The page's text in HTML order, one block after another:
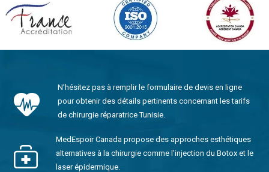
N’hésitez pas à remplir le formulaire de devis en ligne
pour obtenir des détails pertinents concernant les tarifs
de chirurgie réparatrice Tunisie.
MedEspoir Canada propose des approches esthétiques
alternatives à la chirurgie comme l’injection du Botox et le
laser épidermique.